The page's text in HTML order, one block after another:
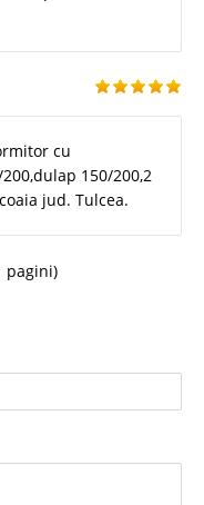
cu
150/200,2
jud. Tulcea.
pagini)